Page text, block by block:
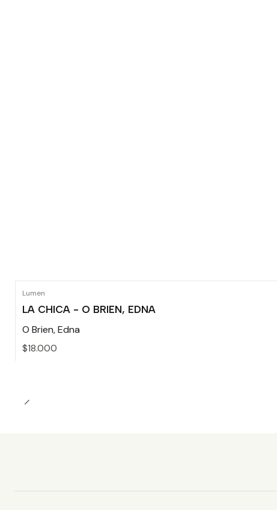
Lumen
LA CHICA - O BRIEN, EDNA
O Brien, Edna
$18.000